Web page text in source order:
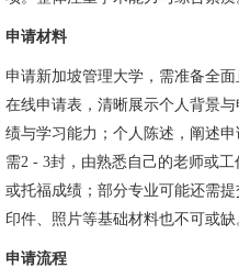
申请材料
申请新加坡管理大学，需准备全
在线申请表，清晰展示个人背景
绩与学习能力；个人陈述，阐述
需2 - 3封，由熟悉自己的老师或
或托福成绩；部分专业可能还需
印件、照片等基础材料也不可或缺
申请流程